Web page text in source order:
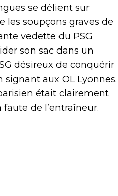
se délient sur
les soupçons graves de
vedette du PSG
son sac dans un
désireux de conquérir
signant aux OL Lyonnes.
était clairement
de l’entraîneur.